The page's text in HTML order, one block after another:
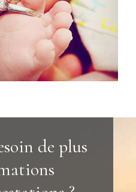
de plus